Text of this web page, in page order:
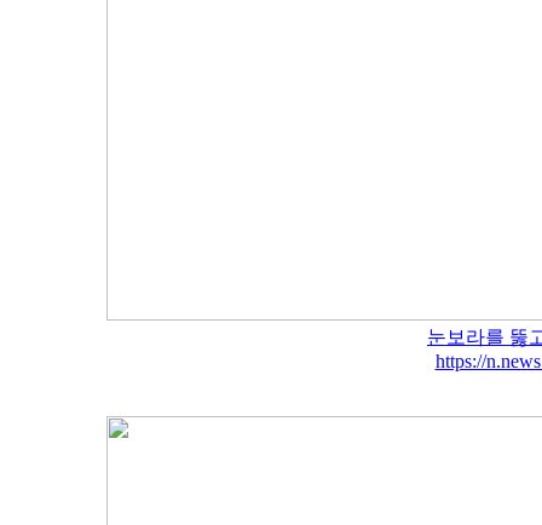
눈보라를 뚫
https://